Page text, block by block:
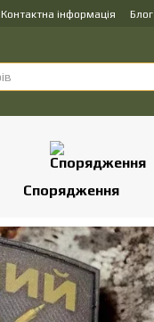
Контактна інформація Блог
Спорядження